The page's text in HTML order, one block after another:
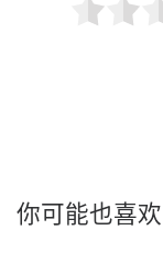
你可能也喜欢